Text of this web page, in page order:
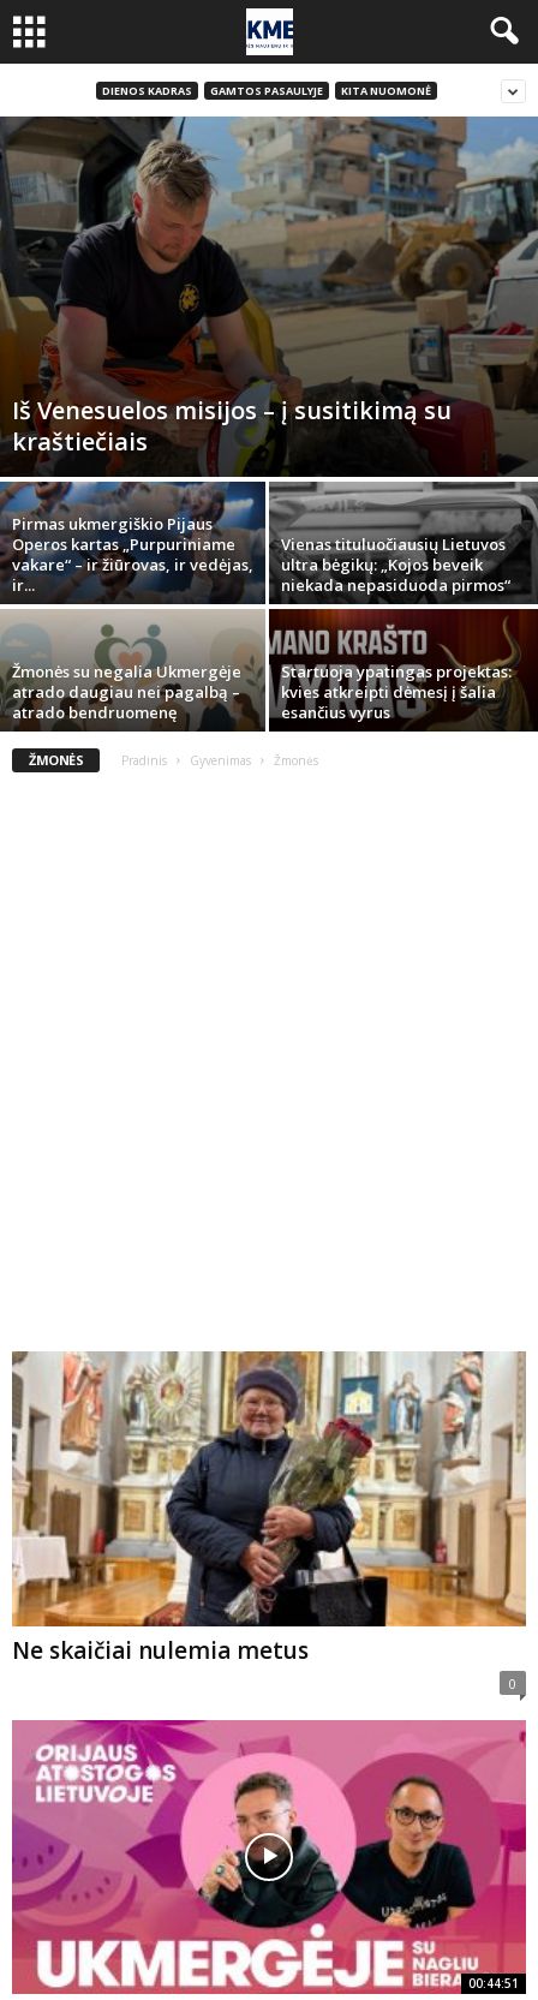
DIENOS KADRAS GAMTOS PASAULYJE KITA NUOMONĖ
Iš Venesuelos misijos – į susitikimą su
kraštiečiais
Pirmas ukmergiškio Pijaus
Operos kartas „Purpuriniame
vakare“ – ir žiūrovas, ir vedėjas,
ir...
Vienas tituluočiausių Lietuvos
ultra bėgikų: „Kojos beveik
niekada nepasiduoda pirmos“
Žmonės su negalia Ukmergėje
atrado daugiau nei pagalbą –
atrado bendruomenę
Startuoja ypatingas projektas:
kvies atkreipti dėmesį į šalia
esančius vyrus
ŽMONĖS Pradinis Gyvenimas Žmonės
Ne skaičiai nulemia metus
0
00:44:51